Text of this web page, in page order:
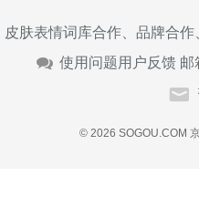
皮肤表情词库合作、品牌合
使用问题用户反馈 邮
© 2026 SOGOU.COM